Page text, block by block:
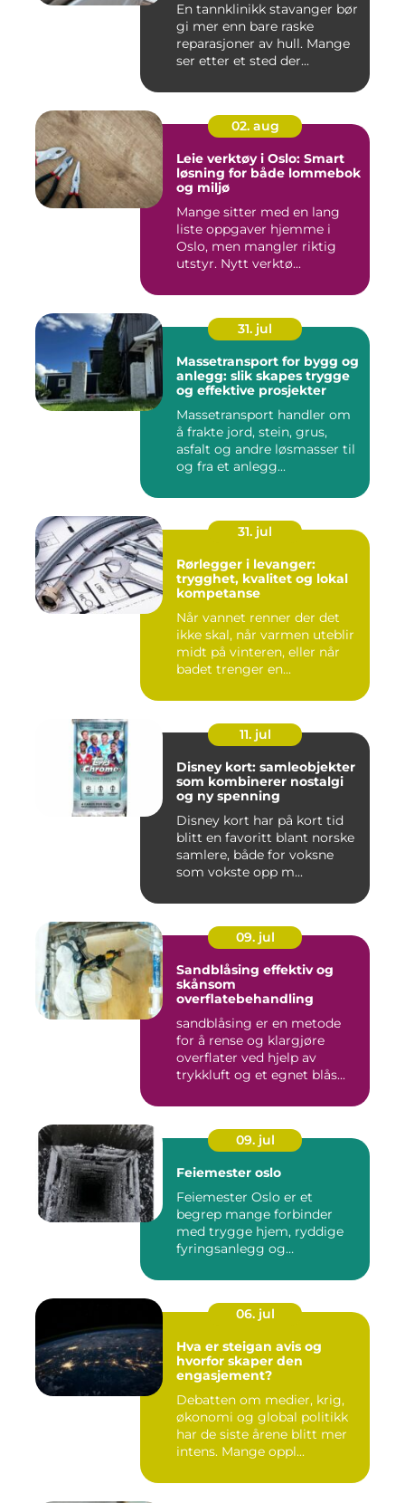
En tannklinikk stavanger bør
gi mer enn bare raske
reparasjoner av hull. Mange
ser etter et sted der...
02. aug
Leie verktøy i Oslo: Smart
løsning for både lommebok
og miljø
Mange sitter med en lang
liste oppgaver hjemme i
Oslo, men mangler riktig
utstyr. Nytt verktø...
31. jul
Massetransport for bygg og
anlegg: slik skapes trygge
og effektive prosjekter
Massetransport handler om
å frakte jord, stein, grus,
asfalt og andre løsmasser til
og fra et anlegg...
31. jul
Rørlegger i levanger:
trygghet, kvalitet og lokal
kompetanse
Når vannet renner der det
ikke skal, når varmen uteblir
midt på vinteren, eller når
badet trenger en...
11. jul
Disney kort: samleobjekter
som kombinerer nostalgi
og ny spenning
Disney kort har på kort tid
blitt en favoritt blant norske
samlere, både for voksne
som vokste opp m...
09. jul
Sandblåsing effektiv og
skånsom
overflatebehandling
sandblåsing er en metode
for å rense og klargjøre
overflater ved hjelp av
trykkluft og et egnet blås...
09. jul
Feiemester oslo
Feiemester Oslo er et
begrep mange forbinder
med trygge hjem, ryddige
fyringsanlegg og
06. jul
Hva er steigan avis og
hvorfor skaper den
engasjement?
Debatten om medier, krig,
økonomi og global politikk
har de siste årene blitt mer
intens. Mange oppl...